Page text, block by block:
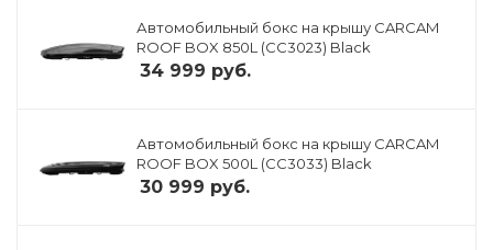
Автомобильный бокс на крышу CARCAM
ROOF BOX 850L (CC3023) Black
34 999 руб.
Автомобильный бокс на крышу CARCAM
ROOF BOX 500L (CC3033) Black
30 999 руб.